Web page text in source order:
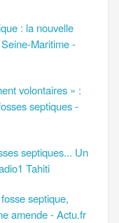
: la nouvelle
Maritime -
volontaires » :
septiques -
septiques... Un
Tahiti
septique,
amende - Actu.fr